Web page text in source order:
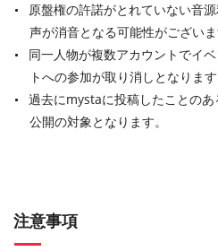
原盤権の許諾がとれていない音
声が消音となる可能性がございま
同一人物が複数アカウントでイ
トへの参加が取り消しとなります
過去にmystaに投稿したことの
公開の対象となります。
注意事項